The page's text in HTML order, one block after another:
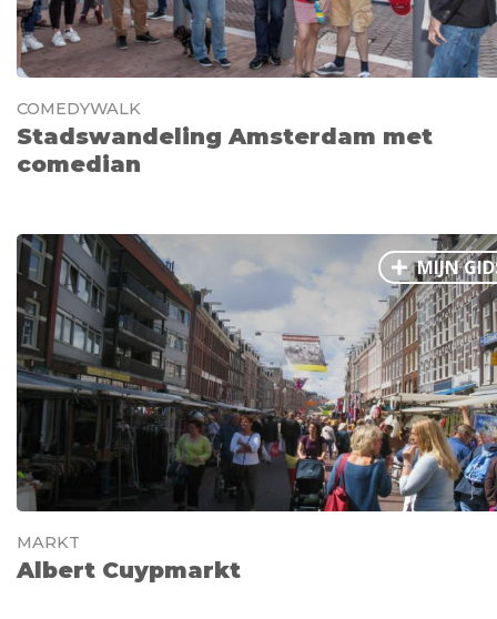
COMEDYWALK
Stadswandeling Amsterdam met
comedian
MIJN
MARKT
Albert Cuypmarkt